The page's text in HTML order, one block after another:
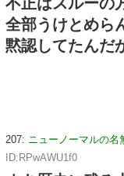
不正はスルーの
全部うけとめら
黙認してたんだ
207: ニューノーマルの名
ID:RPwAWU1f0